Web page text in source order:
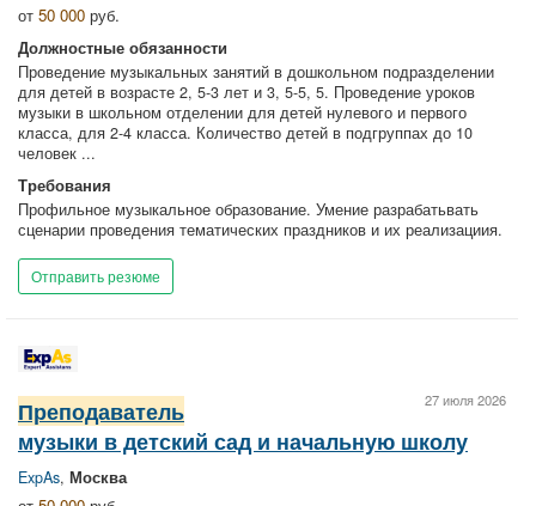
от 50 000 руб.
Должностные обязанности
Проведение музыкальных занятий в дошкольном подразделении
для детей в возрасте 2, 5-3 лет и 3, 5-5, 5. Проведение уроков
музыки в школьном отделении для детей нулевого и первого
класса, для 2-4 класса. Количество детей в подгруппах до 10
человек ...
Требования
Профильное музыкальное образование. Умение разрабатьвать
сценарии проведения тематических праздников и их реализациия.
Отправить резюме
27 июля 2026
Преподаватель
музыки в детский сад и начальную школу
ExpAs, Москва